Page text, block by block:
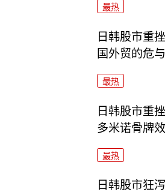
最热
日韩股市重
国外贸的危
最热
日韩股市重
多米诺骨牌
最热
日韩股市狂